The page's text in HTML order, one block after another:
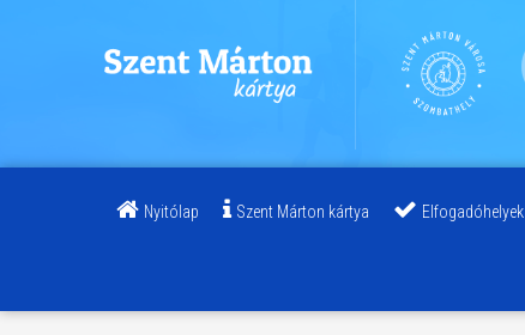
Nyitólap Szent Márton kártya Elfogadóhelyek